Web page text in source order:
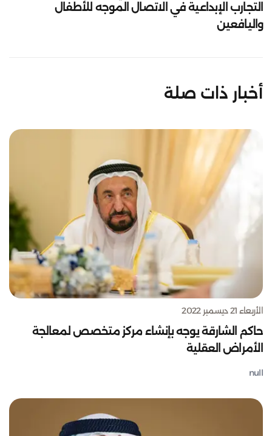
التجارب الإبداعية في الاتصال الموجه للأطفال
واليافعين
أخبار ذات صلة
الأربعاء 21 ديسمبر 2022
حاكم الشارقة يوجه بإنشاء مركز متخصص لمعالجة
الأمراض العقلية
null